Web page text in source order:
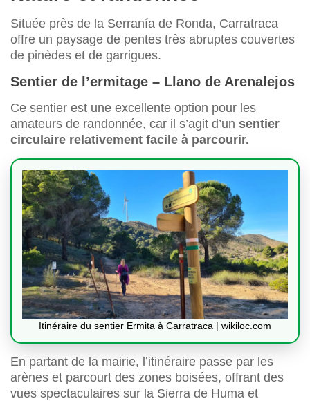
Située près de la Serranía de Ronda, Carratraca
offre un paysage de pentes très abruptes couvertes
de pinèdes et de garrigues.
Sentier de l’ermitage – Llano de Arenalejos
Ce sentier est une excellente option pour les
amateurs de randonnée, car il s’agit d’un sentier
circulaire relativement facile à parcourir.
Itinéraire du sentier Ermita à Carratraca | wikiloc.com
En partant de la mairie, l’itinéraire passe par les
arènes et parcourt des zones boisées, offrant des
vues spectaculaires sur la Sierra de Huma et